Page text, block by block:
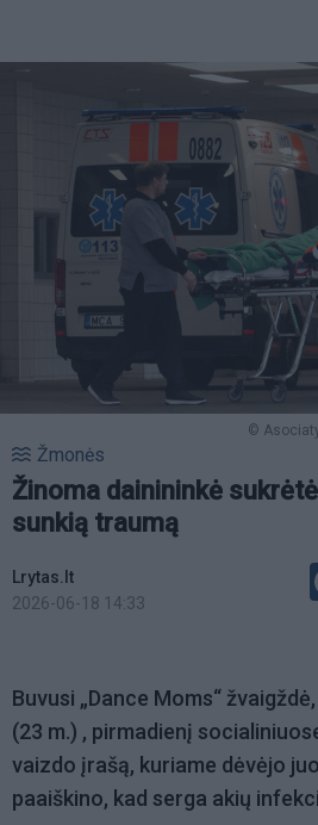
©
Žmonės
Žinoma dainininkė
sunkią traumą
Lrytas.lt
2026-06-18 14:33
Buvusi „Dance Moms“
(23 m.) , pirmadienį
vaizdo įrašą, kuriame dėvėjo
paaiškino, kad serga akių